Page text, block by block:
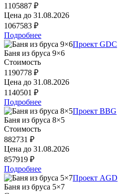
1105887 ₽
Цена до 31.08.2026
1067583 ₽
Подробнее
Проект GDC
Баня из бруса 9×6
Стоимость
1190778 ₽
Цена до 31.08.2026
1140501 ₽
Подробнее
Проект BBG
Баня из бруса 8×5
Стоимость
882731 ₽
Цена до 31.08.2026
857919 ₽
Подробнее
Проект AGD
Баня из бруса 5×7